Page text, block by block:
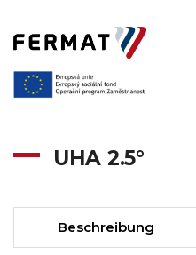
UHA 2.5°
Beschreibung